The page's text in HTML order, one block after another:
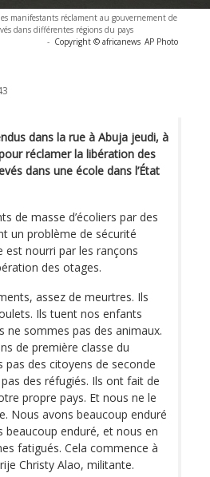
manifestants réclament au gouvernement de
dans différentes régions du pays
- Copyright © africanews AP Photo
dans la rue à Abuja jeudi, à
réclamer la libération des
dans une école dans l’État
de masse d’écoliers par des
un problème de sécurité
est nourri par les rançons
des otages.
assez de meurtres. Ils
Ils tuent nos enfants
ne sommes pas des animaux.
de première classe du
des citoyens de seconde
des réfugiés. Ils ont fait de
propre pays. Et nous ne le
Nous avons beaucoup enduré
beaucoup enduré, et nous en
fatigués. Cela commence à
Christy Alao, militante.